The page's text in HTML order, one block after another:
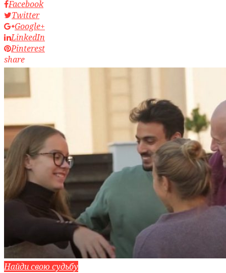
Facebook
Twitter
Google+
LinkedIn
Pinterest
share
Найди свою судьбу